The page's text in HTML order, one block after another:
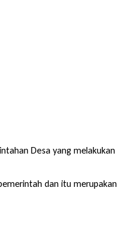
Desa yang melakukan
dan itu merupakan